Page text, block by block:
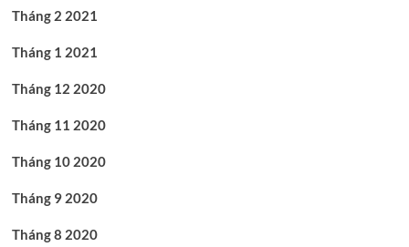
Tháng 2 2021
Tháng 1 2021
Tháng 12 2020
Tháng 11 2020
Tháng 10 2020
Tháng 9 2020
Tháng 8 2020